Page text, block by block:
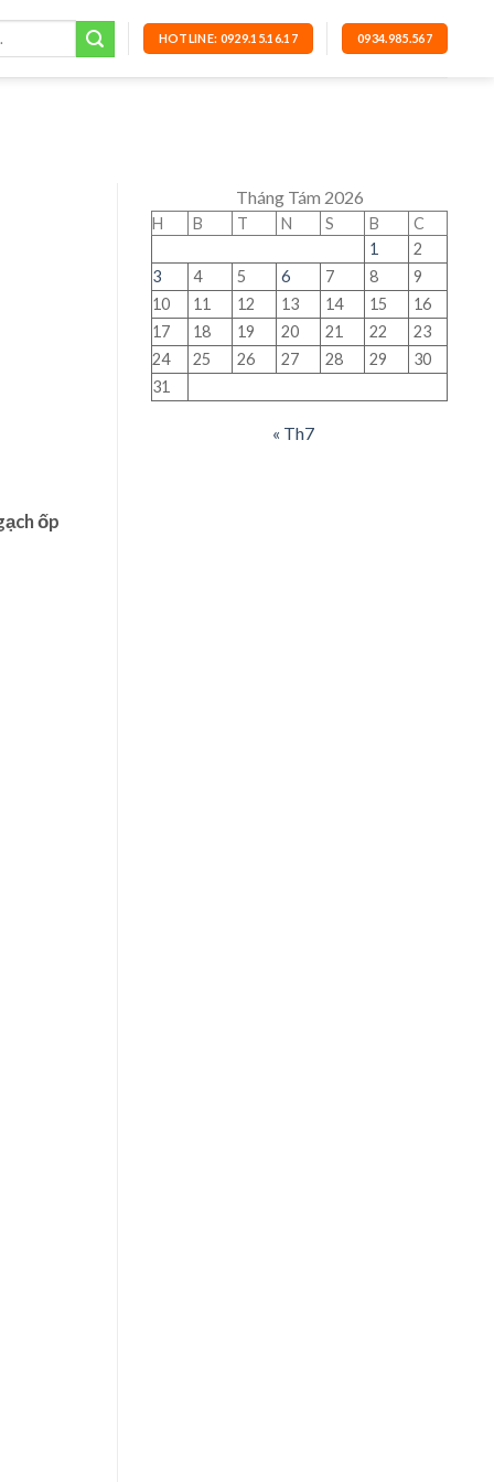
HOTLINE: 0929.15.16.17 0934.985.567
ốp
Tháng Tám 2026
H B T N S B
C
1
2
3
4 5 6 7 8
9
10
11 12 13 14 15
16
17
18 19 20 21 22
23
24
25 26 27 28 29
30
31
« Th7